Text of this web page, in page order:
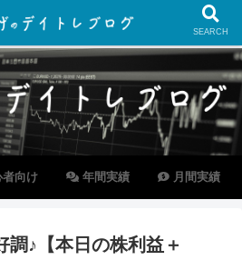
向け 年間実績 月間実績
調♪【本日の株利益＋
SEARCH